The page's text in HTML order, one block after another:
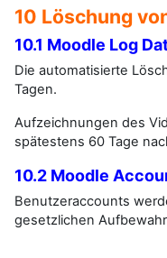
10 Löschung
10.1 Moodle Log
Die automatisierte
Tagen.
Aufzeichnungen des
spätestens 60 Tage
10.2 Moodle
Benutzeraccounts
gesetzlichen